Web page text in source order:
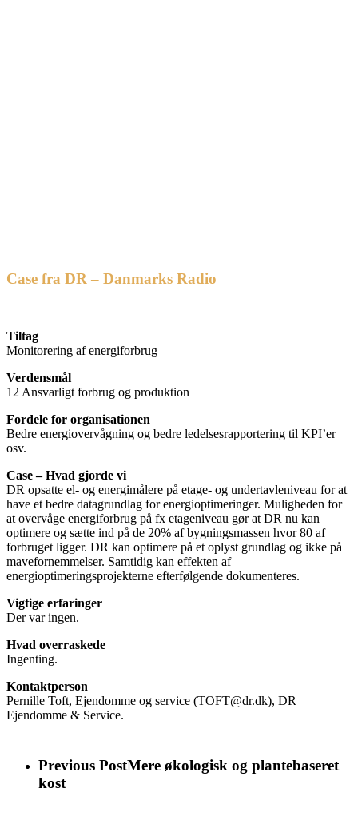
Case fra DR – Danmarks Radio
Tiltag
Monitorering af energiforbrug
Verdensmål
12 Ansvarligt forbrug og produktion
Fordele for organisationen
Bedre energiovervågning og bedre ledelsesrapportering til KPI’er
osv.
Case – Hvad gjorde vi
DR opsatte el- og energimålere på etage- og undertavleniveau for at
have et bedre datagrundlag for energioptimeringer. Muligheden for
at overvåge energiforbrug på fx etageniveau gør at DR nu kan
optimere og sætte ind på de 20% af bygningsmassen hvor 80 af
forbruget ligger. DR kan optimere på et oplyst grundlag og ikke på
mavefornemmelser. Samtidig kan effekten af
energioptimeringsprojekterne efterfølgende dokumenteres.
Vigtige erfaringer
Der var ingen.
Hvad overraskede
Ingenting.
Kontaktperson
Pernille Toft, Ejendomme og service (TOFT@dr.dk), DR
Ejendomme & Service.
Previous PostMere økologisk og plantebaseret
kost